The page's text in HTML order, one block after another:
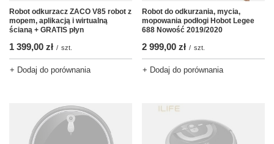
Robot odkurzacz ZACO V85 robot z
mopem, aplikacją i wirtualną
ścianą + GRATIS płyn
1 399,00 zł / szt.
+ Dodaj do porównania
Robot do odkurzania, mycia,
mopowania podłogi Hobot Legee
688 Nowość 2019/2020
2 999,00 zł / szt.
+ Dodaj do porównania